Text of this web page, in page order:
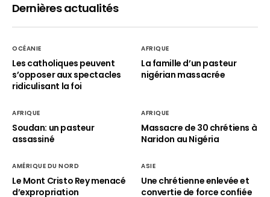
Dernières actualités
OCÉANIE
Les catholiques peuvent
s’opposer aux spectacles
ridiculisant la foi
AFRIQUE
La famille d’un pasteur
nigérian massacrée
AFRIQUE
Soudan: un pasteur
assassiné
AFRIQUE
Massacre de 30 chrétiens à
Naridon au Nigéria
AMÉRIQUE DU NORD
Le Mont Cristo Rey menacé
d’expropriation
ASIE
Une chrétienne enlevée et
convertie de force confiée